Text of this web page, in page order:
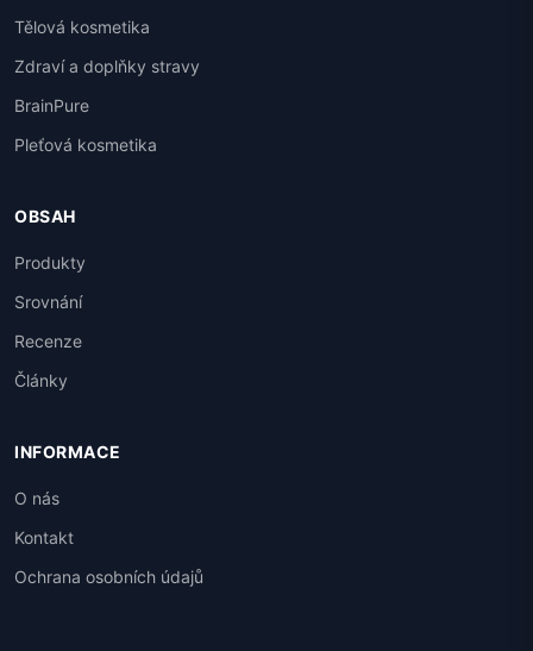
Tělová kosmetika
Zdraví a doplňky stravy
BrainPure
Pleťová kosmetika
OBSAH
Produkty
Srovnání
Recenze
Články
INFORMACE
O nás
Kontakt
Ochrana osobních údajů